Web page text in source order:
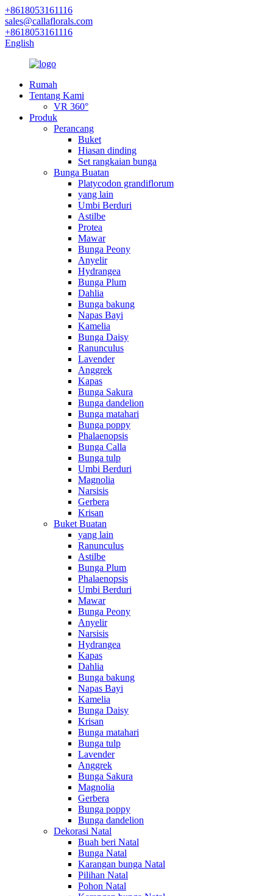
+8618053161116
sales@callaflorals.com
+8618053161116
English
Rumah
Tentang Kami
VR 360°
Produk
Perancang
Buket
Hiasan dinding
Set rangkaian bunga
Bunga Buatan
Platycodon grandiflorum
yang lain
Umbi Berduri
Astilbe
Protea
Mawar
Bunga Peony
Anyelir
Hydrangea
Bunga Plum
Dahlia
Bunga bakung
Napas Bayi
Kamelia
Bunga Daisy
Ranunculus
Lavender
Anggrek
Kapas
Bunga Sakura
Bunga dandelion
Bunga matahari
Bunga poppy
Phalaenopsis
Bunga Calla
Bunga tulp
Umbi Berduri
Magnolia
Narsisis
Gerbera
Krisan
Buket Buatan
yang lain
Ranunculus
Astilbe
Bunga Plum
Phalaenopsis
Umbi Berduri
Mawar
Bunga Peony
Anyelir
Narsisis
Hydrangea
Kapas
Dahlia
Bunga bakung
Napas Bayi
Kamelia
Bunga Daisy
Krisan
Bunga matahari
Bunga tulp
Lavender
Anggrek
Bunga Sakura
Magnolia
Gerbera
Bunga poppy
Bunga dandelion
Dekorasi Natal
Buah beri Natal
Bunga Natal
Karangan bunga Natal
Pilihan Natal
Pohon Natal